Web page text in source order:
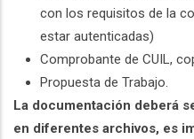
con los requisitos de la
estar autenticadas)
Comprobante de CUIL,
Propuesta de Trabajo.
La documentación deberá
en diferentes archivos, es